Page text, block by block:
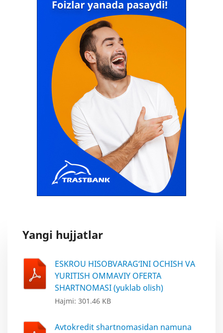
Yangi hujjatlar
ESKROU HISOBVARAG‘INI OCHISH VA
YURITISH OMMAVIY OFERTA
SHARTNOMASI (yuklab olish)
Hajmi: 301.46 KB
Avtokredit shartnomasidan namuna